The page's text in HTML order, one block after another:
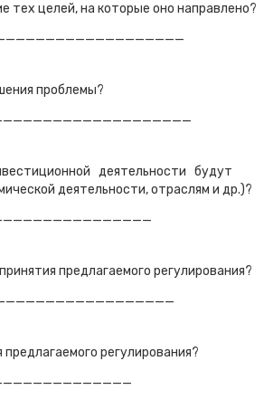
тех целей, на которые оно направлено?
проблемы?
деятельности будут
деятельности, отраслям и др.)?
предлагаемого регулирования?
регулирования?